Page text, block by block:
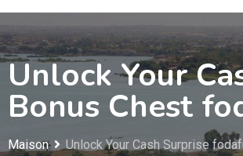
Unlock Your
Bonus Chest
Maison Unlock Your Cash Surprise